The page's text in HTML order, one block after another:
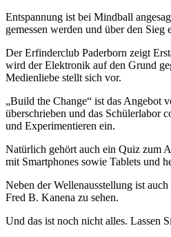
Entspannung ist bei Mindball
gemessen werden und über den Sieg
Der Erfinderclub Paderborn zeigt
wird der Elektronik auf den Grund
Medienliebe stellt sich vor.
„Build the Change“ ist das Angebot
überschrieben und das Schülerlabor
und Experimentieren ein.
Natürlich gehört auch ein Quiz zum
mit Smartphones sowie Tablets und
Neben der Wellenausstellung ist
Fred B. Kanena zu sehen.
Und das ist noch nicht alles. Lassen